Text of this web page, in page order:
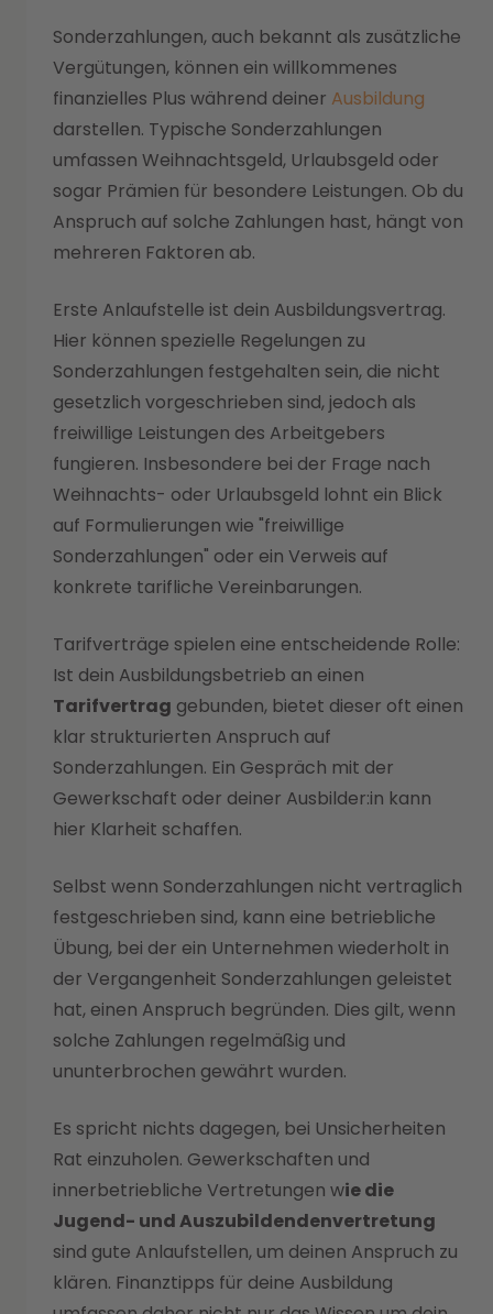
Sonderzahlungen, auch bekannt als zusätzliche
Vergütungen, können ein willkommenes
finanzielles Plus während deiner Ausbildung
darstellen. Typische Sonderzahlungen
umfassen Weihnachtsgeld, Urlaubsgeld oder
sogar Prämien für besondere Leistungen. Ob du
Anspruch auf solche Zahlungen hast, hängt von
mehreren Faktoren ab.
Erste Anlaufstelle ist dein Ausbildungsvertrag.
Hier können spezielle Regelungen zu
Sonderzahlungen festgehalten sein, die nicht
gesetzlich vorgeschrieben sind, jedoch als
freiwillige Leistungen des Arbeitgebers
fungieren. Insbesondere bei der Frage nach
Weihnachts- oder Urlaubsgeld lohnt ein Blick
auf Formulierungen wie "freiwillige
Sonderzahlungen" oder ein Verweis auf
konkrete tarifliche Vereinbarungen.
Tarifverträge spielen eine entscheidende Rolle:
Ist dein Ausbildungsbetrieb an einen
Tarifvertrag gebunden, bietet dieser oft einen
klar strukturierten Anspruch auf
Sonderzahlungen. Ein Gespräch mit der
Gewerkschaft oder deiner Ausbilder:in kann
hier Klarheit schaffen.
Selbst wenn Sonderzahlungen nicht vertraglich
festgeschrieben sind, kann eine betriebliche
Übung, bei der ein Unternehmen wiederholt in
der Vergangenheit Sonderzahlungen geleistet
hat, einen Anspruch begründen. Dies gilt, wenn
solche Zahlungen regelmäßig und
ununterbrochen gewährt wurden.
Es spricht nichts dagegen, bei Unsicherheiten
Rat einzuholen. Gewerkschaften und
innerbetriebliche Vertretungen wie die
Jugend- und Auszubildendenvertretung
sind gute Anlaufstellen, um deinen Anspruch zu
klären. Finanztipps für deine Ausbildung